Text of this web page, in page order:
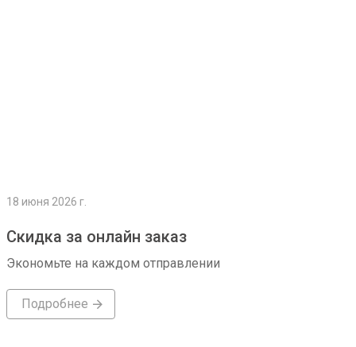
18 июня 2026 г.
Скидка за онлайн заказ
Экономьте на каждом отправлении
Подробнее